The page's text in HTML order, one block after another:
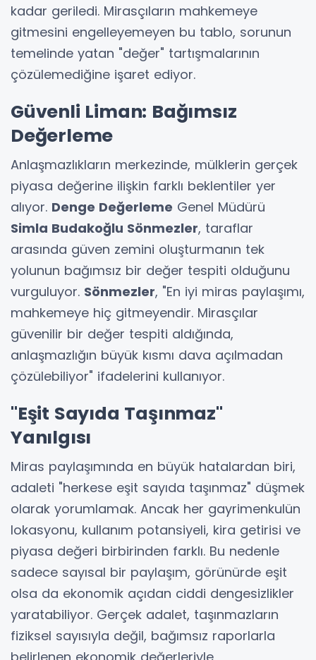
kadar geriledi. Mirasçıların mahkemeye
gitmesini engelleyemeyen bu tablo, sorunun
temelinde yatan "değer" tartışmalarının
çözülemediğine işaret ediyor.
Güvenli Liman: Bağımsız
Değerleme
Anlaşmazlıkların merkezinde, mülklerin gerçek
piyasa değerine ilişkin farklı beklentiler yer
alıyor. Denge Değerleme Genel Müdürü
Simla Budakoğlu Sönmezler, taraflar
arasında güven zemini oluşturmanın tek
yolunun bağımsız bir değer tespiti olduğunu
vurguluyor. Sönmezler, "En iyi miras paylaşımı,
mahkemeye hiç gitmeyendir. Mirasçılar
güvenilir bir değer tespiti aldığında,
anlaşmazlığın büyük kısmı dava açılmadan
çözülebiliyor" ifadelerini kullanıyor.
"Eşit Sayıda Taşınmaz"
Yanılgısı
Miras paylaşımında en büyük hatalardan biri,
adaleti "herkese eşit sayıda taşınmaz" düşmek
olarak yorumlamak. Ancak her gayrimenkulün
lokasyonu, kullanım potansiyeli, kira getirisi ve
piyasa değeri birbirinden farklı. Bu nedenle
sadece sayısal bir paylaşım, görünürde eşit
olsa da ekonomik açıdan ciddi dengesizlikler
yaratabiliyor. Gerçek adalet, taşınmazların
fiziksel sayısıyla değil, bağımsız raporlarla